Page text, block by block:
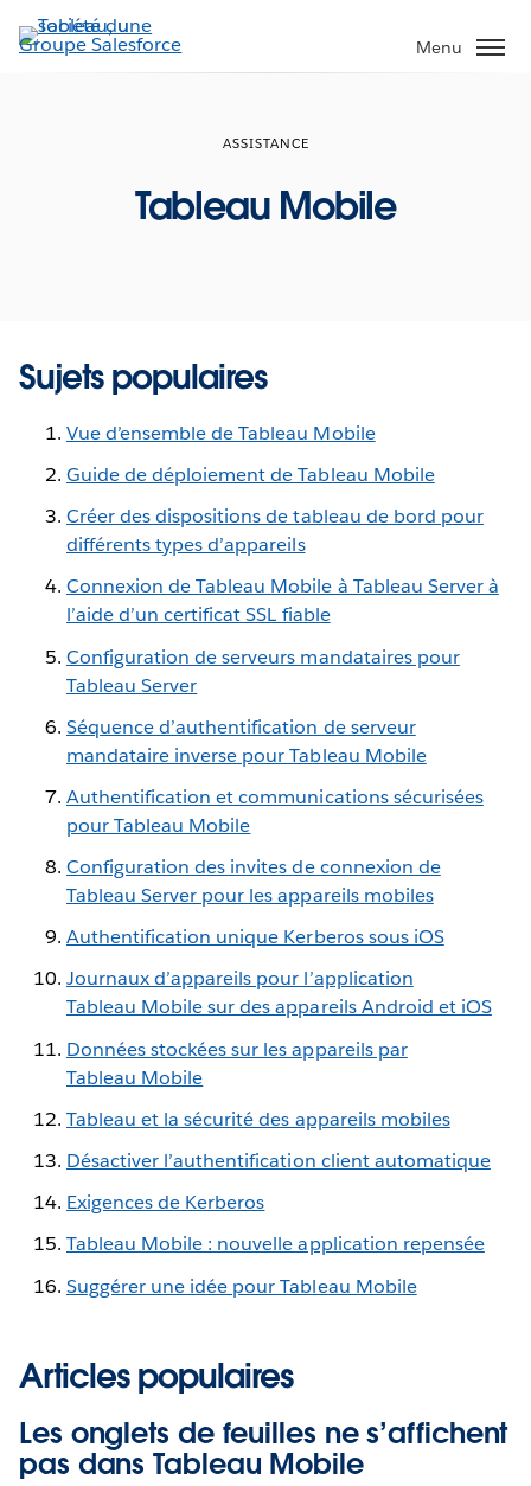
Aller
au
Menu
ASSISTANCE
Tableau Mobile
Sujets populaires
Vue d’ensemble de Tableau Mobile
Guide de déploiement de Tableau Mobile
Créer des dispositions de tableau de bord pour
différents types d’appareils
Connexion de Tableau Mobile à Tableau Server à
l’aide d’un certificat SSL fiable
Configuration de serveurs mandataires pour
Tableau Server
Séquence d’authentification de serveur
mandataire inverse pour Tableau Mobile
Authentification et communications sécurisées
pour Tableau Mobile
Configuration des invites de connexion de
Tableau Server pour les appareils mobiles
Authentification unique Kerberos sous iOS
Journaux d’appareils pour l’application
Tableau Mobile sur des appareils Android et iOS
Données stockées sur les appareils par
Tableau Mobile
Tableau et la sécurité des appareils mobiles
Désactiver l’authentification client automatique
Exigences de Kerberos
Tableau Mobile : nouvelle application repensée
Suggérer une idée pour Tableau Mobile
Articles populaires
Les onglets de feuilles ne s’affichent
pas dans Tableau Mobile